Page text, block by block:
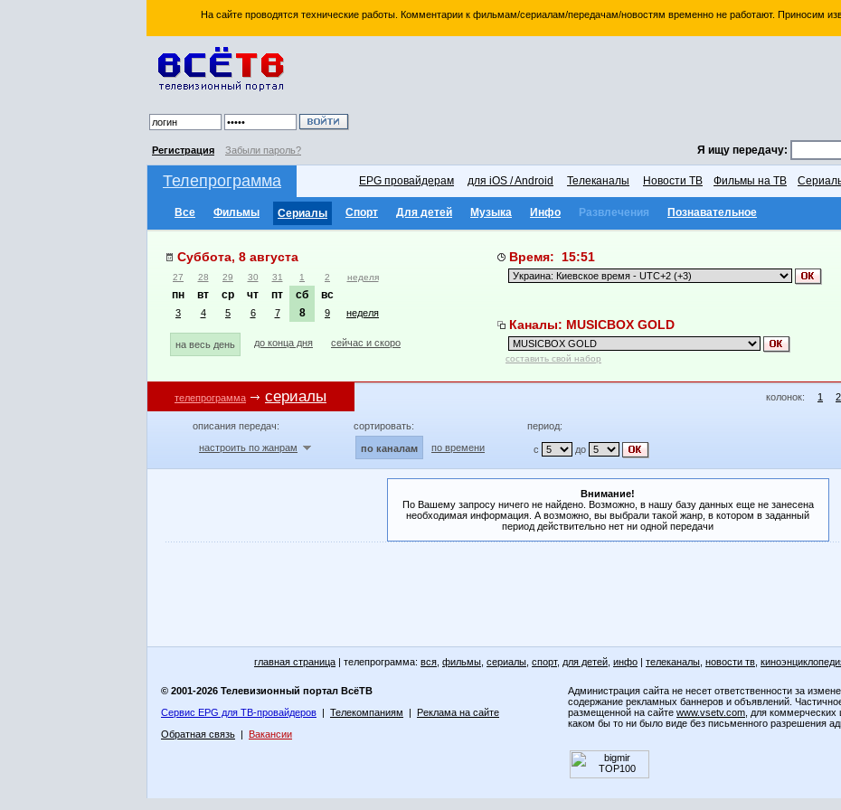
На сайте проводятся технические работы. Комментарии к фильмам/сериалам/передачам/новостям временно не работают. Приносим
Регистрация Забыли пароль? Я ищу передачу:
Телепрограмма EPG провайдерам для iOS / Android Телеканалы Новости ТВ Фильмы на ТВ
Все Фильмы Сериалы Спорт Для детей Музыка Инфо Развлечения Познавательное
Суббота, 8 августа
27 28 29 30 31 1 2 неделя
пн вт ср чт пт сб вс
3 4 5 6 7 8 9 неделя
на весь день до конца дня сейчас и скоро
Время: 15:51
Каналы: MUSICBOX GOLD
составить свой набор
телепрограмма сериалы колонок: 1 2
описания передач:
настроить по жанрам
сортировать:
по каналам по времени
период:
с до
Внимание!
По Вашему запросу ничего не найдено. Возможно, в нашу базу данных еще не занесена
необходимая информация. А возможно, вы выбрали такой жанр, в котором в заданный
период действительно нет ни одной передачи
главная страница | телепрограмма: вся фильмы сериалы спорт, для детей инфо | телеканалы новости тв
© 2001-2026 Телевизионный портал ВсёТВ
Сервис EPG для ТВ-провайдеров | Телекомпаниям | Реклама на сайте
Обратная связь | Вакансии
Администрация сайта не несет ответственности за
содержание рекламных баннеров и объявлений.
размещенной на сайте www.vsetv.com , для
каком бы то ни было виде без письменного разрешения